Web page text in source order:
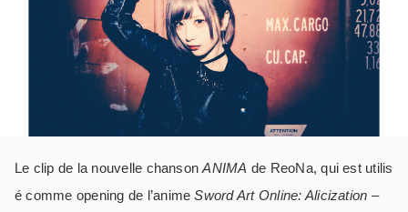
Le clip de la nouvelle chansonANIMA de ReoNa, qui est utilis
é comme opening de l’animeSword Art Online: Alicization –